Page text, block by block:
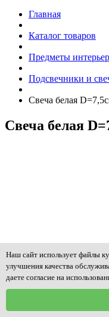
Главная
Каталог товаров
Предметы
Подсвечники и
Свеча белая
Свеча белая
Наш сайт использует файлы
улучшения качества
даете согласие на